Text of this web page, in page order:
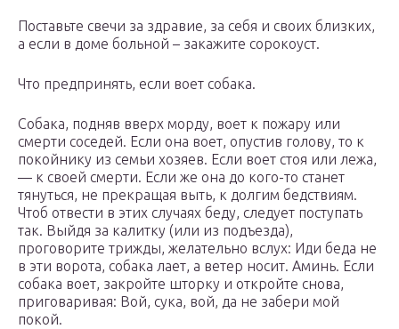
Поставьте свечи за здравие, за себя и своих близких,
а если в доме больной – закажите сорокоуст.
Что предпринять, если воет собака.
Собака, подняв вверх морду, воет к пожару или
смерти соседей. Если она воет, опустив голову, то к
покойнику из семьи хозяев. Если воет стоя или лежа,
— к своей смерти. Если же она до кого-то станет
тянуться, не прекращая выть, к долгим бедствиям.
Чтоб отвести в этих случаях беду, следует поступать
так. Выйдя за калитку (или из подъезда),
проговорите трижды, желательно вслух: Иди беда не
в эти ворота, собака лает, а ветер носит. Аминь. Если
собака воет, закройте шторку и откройте снова,
приговаривая: Вой, сука, вой, да не забери мой
покой.